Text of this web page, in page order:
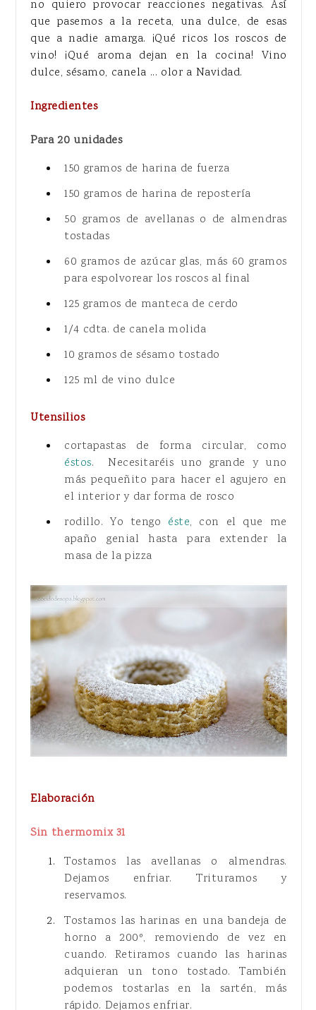
no quiero provocar reacciones negativas. Así
que pasemos a la receta, una dulce, de esas
que a nadie amarga. ¡Qué ricos los roscos de
vino! ¡Qué aroma dejan en la cocina! Vino
dulce, sésamo, canela ... olor a Navidad.
Ingredientes
Para 20 unidades
150 gramos de harina de fuerza
150 gramos de harina de repostería
50 gramos de avellanas o de almendras
tostadas
60 gramos de azúcar glas, más 60 gramos
para espolvorear los roscos al final
125 gramos de manteca de cerdo
1/4 cdta. de canela molida
10 gramos de sésamo tostado
125 ml de vino dulce
Utensilios
cortapastas de forma circular, como
éstos. Necesitaréis uno grande y uno
más pequeñito para hacer el agujero en
el interior y dar forma de rosco
rodillo. Yo tengo éste, con el que me
apaño genial hasta para extender la
masa de la pizza
Elaboración
Sin thermomix 31
Tostamos las avellanas o almendras.
Dejamos enfriar. Trituramos y
reservamos.
Tostamos las harinas en una bandeja de
horno a 200º, removiendo de vez en
cuando. Retiramos cuando las harinas
adquieran un tono tostado. También
podemos tostarlas en la sartén, más
rápido. Dejamos enfriar.